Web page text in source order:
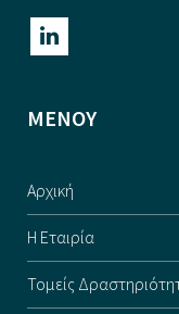
ΜΕΝΟΥ
Αρχική
Η Εταιρία
Τομείς